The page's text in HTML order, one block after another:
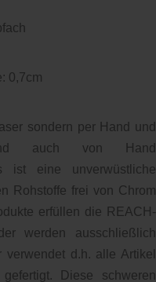
0,7cm
sondern per Hand und
auch von Hand
ist eine unverwüstliche
Rohstoffe frei von Chrom
erfüllen die REACH-
werden ausschließlich
d.h. alle Artikel
Diese schweren